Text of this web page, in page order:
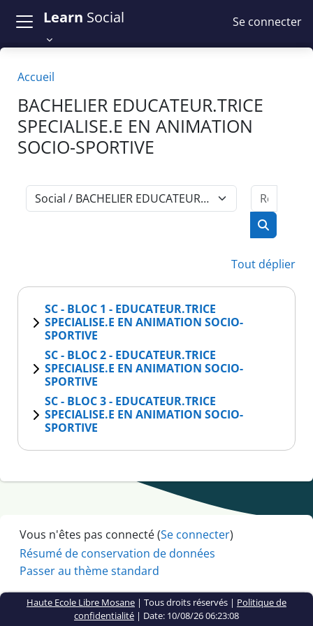
Learn Social Se connecter
Accueil
BACHELIER EDUCATEUR.TRICE
SPECIALISE.E EN ANIMATION
SOCIO-SPORTIVE
Catégories de cours
Tout déplier
SC - BLOC 1 - EDUCATEUR.TRICE
SPECIALISE.E EN ANIMATION SOCIO-
SPORTIVE
SC - BLOC 2 - EDUCATEUR.TRICE
SPECIALISE.E EN ANIMATION SOCIO-
SPORTIVE
SC - BLOC 3 - EDUCATEUR.TRICE
SPECIALISE.E EN ANIMATION SOCIO-
SPORTIVE
Vous n'êtes pas connecté (Se connecter)
Résumé de conservation de données
Passer au thème standard
Haute Ecole Libre Mosane | Tous droits réservés | Politique de
confidentialité | Date: 10/08/26 06:23:08